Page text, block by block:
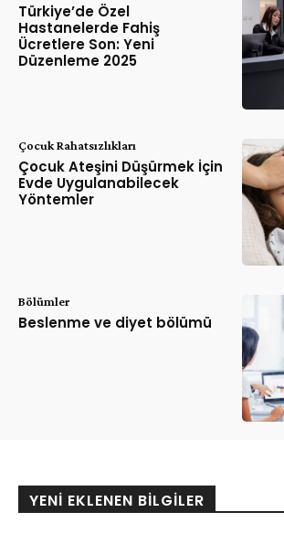
Türkiye’de Özel
Hastanelerde Fahiş
Ücretlere Son: Yeni
Düzenleme 2025
Çocuk Rahatsızlıkları
Çocuk Ateşini Düşürmek İçin
Evde Uygulanabilecek
Yöntemler
Bölümler
Beslenme ve diyet bölümü
YENI EKLENEN BILGILER